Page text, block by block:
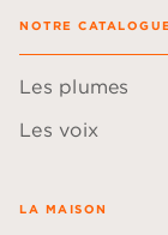
NOTRE
Les plumes
Les voix
LA MAISON